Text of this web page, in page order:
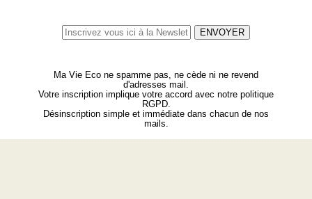
ENVOYER
Ma Vie Eco ne spamme pas, ne cède ni ne revend
d'adresses mail.
Votre inscription implique votre accord avec notre politique
RGPD.
Désinscription simple et immédiate dans chacun de nos
mails.